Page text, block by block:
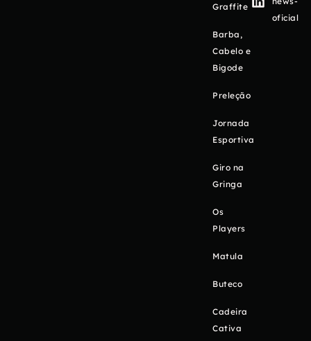
Graffite
Barba,
Cabelo e
Bigode
Preleção
Jornada
Esportiva
Giro na
Gringa
Os
Players
Matula
Buteco
Cadeira
Cativa
oficial